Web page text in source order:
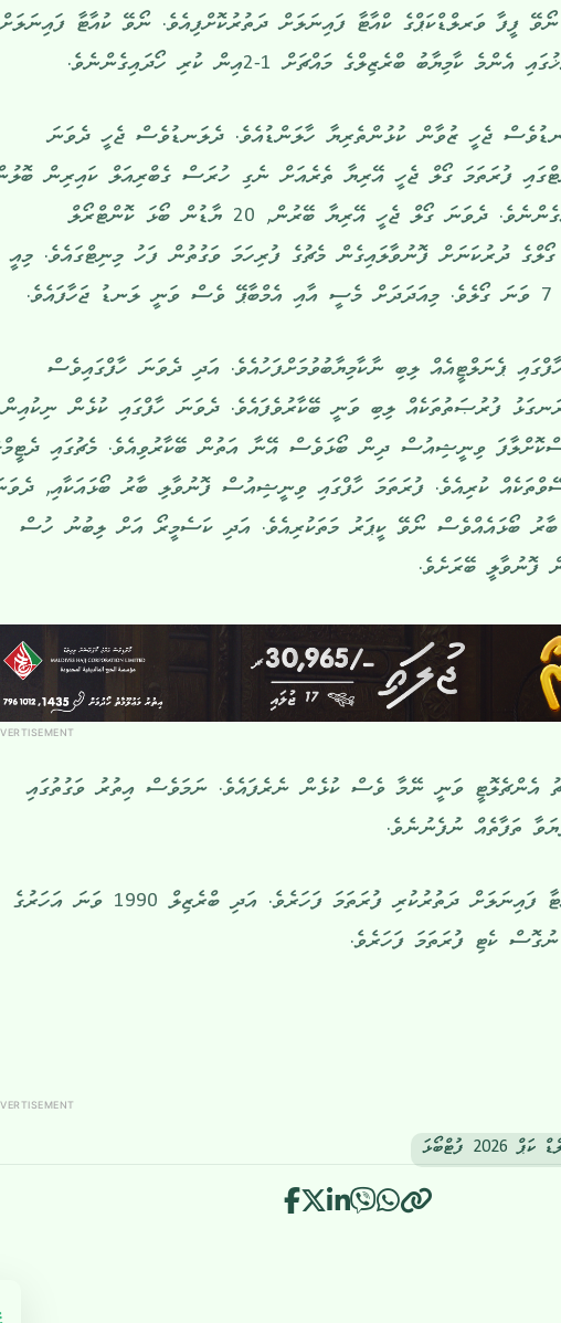
ފީފާ ވަރލްޑްކަޕްގެ ކްއާޓާ ފައިނަލަށް ދަތުރުކޮށްފިއެވެ. ނޯވޭ ކުއާޓާ ފައިނަލަށް
ކާމިޔާބު ބްރެޒިލްގެ މައްޗަށް 1-2އިން ކުރި ހޯދައިގެންނެވެ.
ޖެހީ ޒުވާން ކުޅުންތެރިޔާ ހާލަންޑުއެވެ. ދެލަނޑުވެސް ޖެހީ ދެވަނަ
79 ވަނަ މިނިޓްގައި ފުރަތަމަ ގޯލް ޖެހީ އޭރިޔާ ތެރެއަށް ނެގި ހުރަސް ގެބްރިއަލް ކައިރިން
ގޯލުގެ ތެރެއަށް ފޮނުވާލައިގެންނެވެ. ދެވަނަ ގޯލް ޖެހީ އޭރިޔާ ބޭރުން, 20 ޔާޑުން ބޯޅަ ކޮންޓްރޯލް
ދުރުކަނަށް ފޮނުވާލައިގެން މެޗުގެ ފުރިހަމަ ވަގުތުން ފަހު މިނިޓްގައެވެ. މިއީ
ޕެނަލްޓީއެއް ލިބި ނާކާމިޔާބުވުމަށްފަހުއެވެ. އަދި ދެވަނަ ހާފްގައިވެސް
ފުރުޞަތުތަކެއް ލިބި ވަނީ ބޭކާރުވެފައެވެ. ދެވަނަ ހާފްގައި ކުޅެން ނިކުއިން
ވިނީޝިއުސް ދިން ބޯޅަވެސް އޭނާ އަތުން ބޭކާރުވިއެވެ. މެޗުގައި
ކުރިއެވެ. ފުރަތަމަ ހާފްގައި ވިނީޝިއުސް ފޮނުވާލި ބާރު ބޯޅައަކާއި,
ބޯޅައެއްވެސް ނޯވޭ ކީޕަރު މަތަކުރިއެވެ. އަދި ކަސެމީރޯ އަށް ލިބުނު ހުސް
ފޮނުވާލީ ބޭރަށެވެ.
އެންޗެލޮޓީ ވަނީ ނޭމާ ވެސް ކުޅެން ނެރެފައެވެ. ނަމަވެސް އިތުރު ވަގުތުގައި
ތަފާތެއް ނުފެނުނެވެ.
މިއީ ނޯނޭ މުބާރާތުގެ ކްއާޓާ ފައިނަލަށް ދަތުރުކުރި ފުރަތަމަ ފަހަރެވެ. އަދި ބްރެޒިލް 1990 ވަނަ އަހަރުގެ
ކެޓި ފުރަތަމަ ފަހަރެވެ.
2026 ފުޓްބޯޅަ